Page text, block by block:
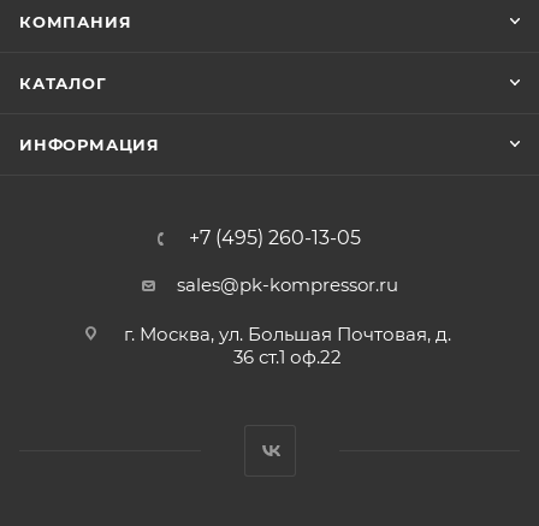
КОМПАНИЯ
КАТАЛОГ
ИНФОРМАЦИЯ
+7 (495) 260-13-05
sales@pk-kompressor.ru
г. Москва, ул. Большая Почтовая, д.
36 ст.1 оф.22